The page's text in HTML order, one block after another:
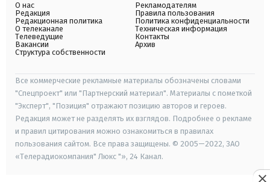
О нас
Редакция
Редакционная политика
О телеканале
Телеведущие
Вакансии
Структура собственности
Рекламодателям
Правила пользования
Политика конфиденциальности
Техническая информация
Контакты
Архив
Все коммерческие рекламные материалы обозначены словами
"Спецпроект" или "Партнерский материал". Материалы с пометкой
"Эксперт", "Позиция" отражают позицию авторов и героев.
Редакция может не разделять их взглядов. Подробнее о рекламе
и правил цитирования можно ознакомиться в правилах
пользования сайтом. Все права защищены. © 2005—2022, ЗАО
«Телерадиокомпания" Люкс "», 24 Канал.